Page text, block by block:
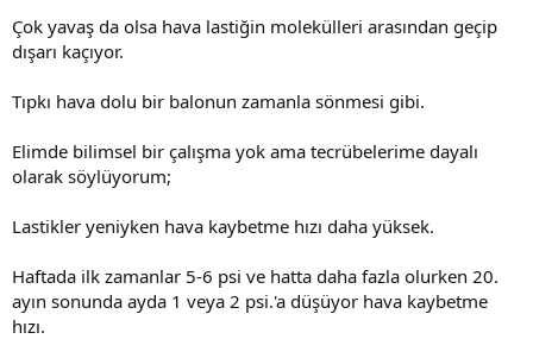
herhangi bir uyarı vermedi bu konuda
Çok yavaş da olsa hava lastiğin molekülleri arasından geçip
dışarı kaçıyor.
Tıpkı hava dolu bir balonun zamanla sönmesi gibi.
Elimde bilimsel bir çalışma yok ama tecrübelerime dayalı
olarak söylüyorum;
Lastikler yeniyken hava kaybetme hızı daha yüksek.
Haftada ilk zamanlar 5-6 psi ve hatta daha fazla olurken 20.
ayın sonunda ayda 1 veya 2 psi.'a düşüyor hava kaybetme
hızı.